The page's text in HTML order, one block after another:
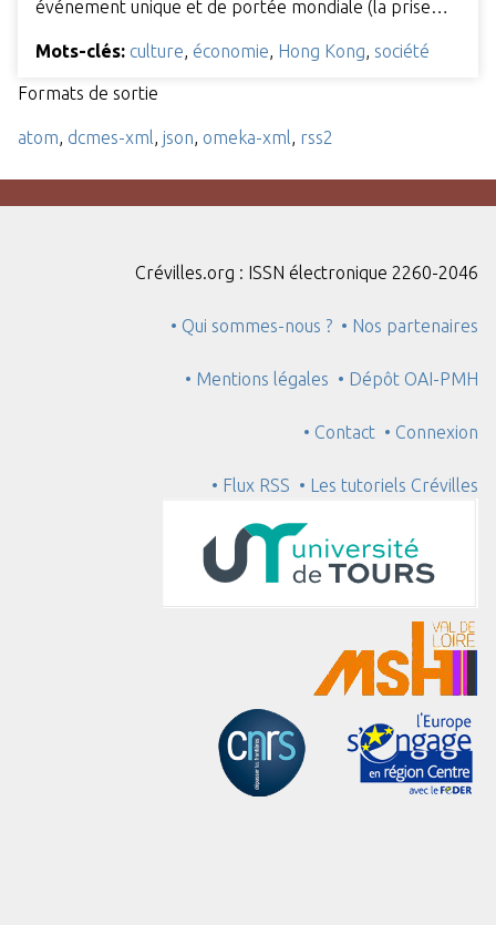
événement unique et de portée mondiale (la prise…
Mots-clés: culture économie Hong Kong société
Formats de sortie
atom dcmes-xml json omeka-xml rss2
Crévilles.org : ISSN électronique 2260-2046
• Qui sommes-nous ? • Nos partenaires
• Mentions légales • Dépôt OAI-PMH
• Contact • Connexion
• Flux RSS • Les tutoriels Crévilles